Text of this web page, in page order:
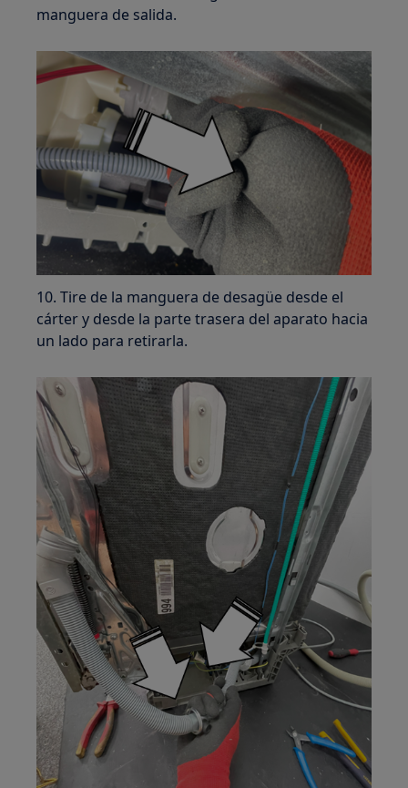
manguera de salida.
10. Tire de la manguera de desagüe desde el
cárter y desde la parte trasera del aparato hacia
un lado para retirarla.